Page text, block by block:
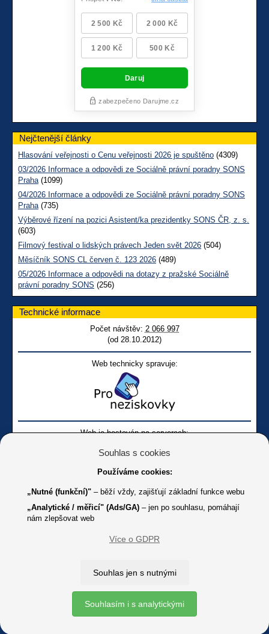
Nejčtenější články
Hlasování veřejnosti o Cenu veřejnosti 2026 je spuštěno (4309)
03/2026 Informace a odpovědi ze Sociálně právní poradny SONS
Praha(1099)
04/2026 Informace a odpovědi ze Sociálně právní poradny SONS
Praha(735)
Výběrové řízení na pozici Asistent/ka prezidentky SONS ČR, z. s.
(603)
Filmový festival o lidských právech Jeden svět 2026 (504)
Měsíčník SONS CL červen č. 123 2026 (489)
05/2026 Informace a odpovědi na dotazy z pražské Sociálně
právní poradny SONS (256)
Technické informace
Počet návštěv: 2 066 997
(od 28.10.2012)
Web technicky spravuje:
Web je hostován na serverech:
Online
Youtube SONS
K jakémukoliv užití textů a obrázků uvedených na tomto serveru je
Copyright © 2012 - 2026 SONS ČR, z. s.
Ochrana osobních údajů (GDPR)
Souhlas s cookies
Používáme cookies:
„Nutné (funkční)" – běží vždy, zajišťují základní funkce webu
„Analytické / měřicí" (Ads/GA) – jen po souhlasu, pomáhají
nám zlepšovat web
Více o GDPR
Souhlas jen s nutnými
Souhlasím i s analytickými